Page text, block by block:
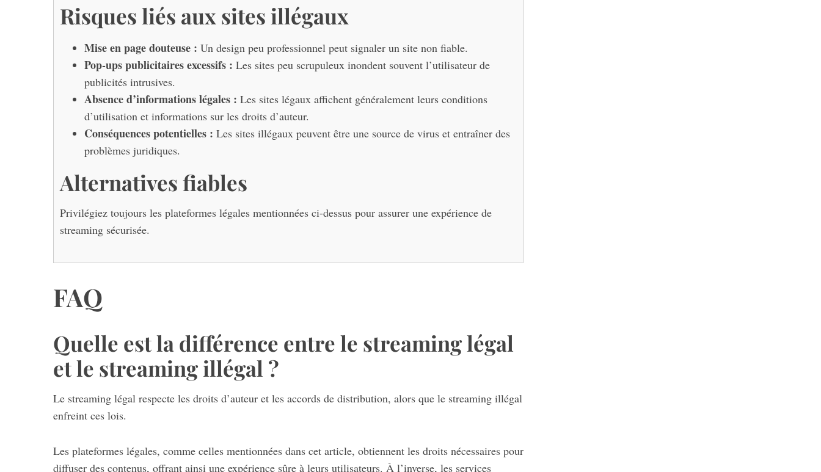
Risques liés aux sites illégaux
Mise en page douteuse : Un design peu professionnel peut signaler un site non fiable.
Pop-ups publicitaires excessifs : Les sites peu scrupuleux inondent souvent l’utilisateur de
publicités intrusives.
Absence d’informations légales : Les sites légaux affichent généralement leurs conditions
d’utilisation et informations sur les droits d’auteur.
Conséquences potentielles : Les sites illégaux peuvent être une source de virus et entraîner des
problèmes juridiques.
Alternatives fiables
Privilégiez toujours les plateformes légales mentionnées ci-dessus pour assurer une expérience de
streaming sécurisée.
FAQ
Quelle est la différence entre le streaming légal
et le streaming illégal ?
Le streaming légal respecte les droits d’auteur et les accords de distribution, alors que le streaming illégal
enfreint ces lois.
Les plateformes légales, comme celles mentionnées dans cet article, obtiennent les droits nécessaires pour
diffuser des contenus, offrant ainsi une expérience sûre à leurs utilisateurs. À l’inverse, les services